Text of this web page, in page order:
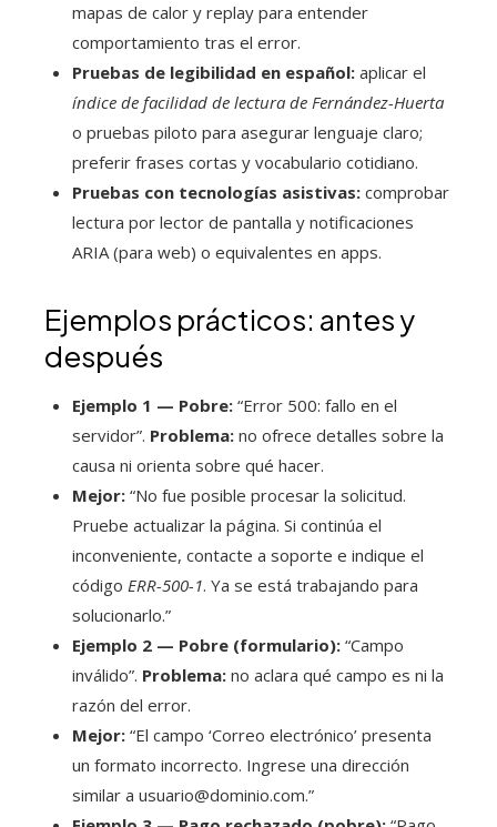
mapas de calor y replay para entender
comportamiento tras el error.
Pruebas de legibilidad en español: aplicar el
índice de facilidad de lectura de Fernández-Huerta
o pruebas piloto para asegurar lenguaje claro;
preferir frases cortas y vocabulario cotidiano.
Pruebas con tecnologías asistivas: comprobar
lectura por lector de pantalla y notificaciones
ARIA (para web) o equivalentes en apps.
Ejemplos prácticos: antes y
después
Ejemplo 1 — Pobre: “Error 500: fallo en el
servidor”. Problema: no ofrece detalles sobre la
causa ni orienta sobre qué hacer.
Mejor: “No fue posible procesar la solicitud.
Pruebe actualizar la página. Si continúa el
inconveniente, contacte a soporte e indique el
código ERR-500-1. Ya se está trabajando para
solucionarlo.”
Ejemplo 2 — Pobre (formulario): “Campo
inválido”. Problema: no aclara qué campo es ni la
razón del error.
Mejor: “El campo ‘Correo electrónico’ presenta
un formato incorrecto. Ingrese una dirección
similar a usuario@dominio.com.”